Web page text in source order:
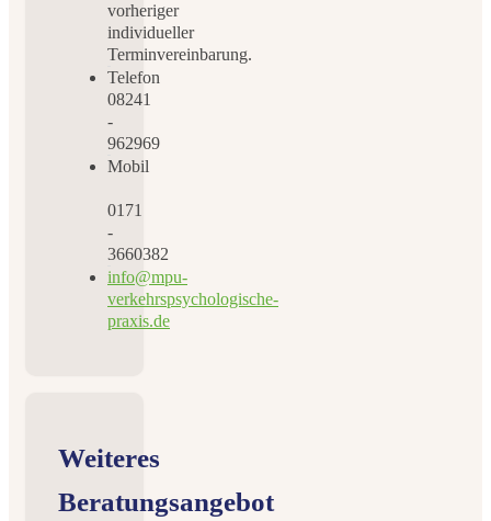
vorheriger
individueller
Terminvereinbarung.
Telefon
08241
-
962969
Mobil
0171
-
3660382
info@mpu-
verkehrspsychologische-
praxis.de
Weiteres
Beratungsangebot